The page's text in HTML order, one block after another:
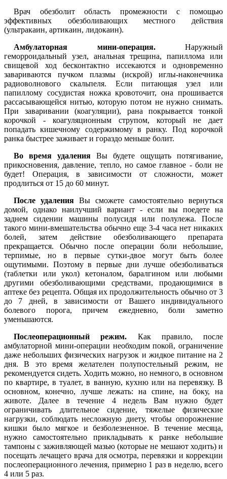
Врач обезболит область промежности с помощью
эффективных обезболивающих местного действия
(ультракаин, артикаин, лидокаин).
Амбулаторная мини-операция.Наружный
геморроидальный узел, анальная трещина, папиллома или
свищевой ход бесконтактно иссекаются и одновременно
завариваются пучком плазмы (искрой) иглы-наконечника
радиоволнового скальпеля. Если питающая узел или
папиллому сосудистая ножка кровоточит, она прошивается
рассасывающейся нитью, которую потом не нужно снимать.
При заваривании (коагуляции), рана покрывается тонкой
корочкой - коагуляционным струпом, который не дает
попадать кишечному содержимому в ранку. Под корочкой
ранка быстрее заживает и гораздо меньше болит.
Во время удаления Вы будете ощущать потягивание,
прикосновения, давление, тепло, но самое главное - боли не
будет! Операция, в зависимости от сложности, может
продлиться от 15 до 60 минут.
После удаления Вы сможете самостоятельно вернуться
домой, однако наилучший вариант - если вы поедете на
заднем сидении машины полусидя или полулежа. После
такого мини-вмешательства обычно еще 3-4 часа нет никаких
болей, затем действие обезболивающего препарата
прекращается. Обычно после операции боли небольшие,
терпимые, но в первые сутки-двое могут быть более
ощутимыми. Поэтому в первые дни лучше обезболиваться
(таблетки или укол) кетоналом, баралгином или любыми
другими обезболивающими средствами, продающимися в
аптеке без рецепта. Общая их продолжительность обычно от 3
до 7 дней, в зависимости от Вашего индивидуального
болевого порога, причем ежедневно, боли заметно
уменьшаются.
Послеоперационный режим. Как правило, после
амбулаторной мини-операции необходим покой, ограничение
даже небольших физических нагрузок и жидкое питание на 2
дня. В это время желателен полупостельный режим, не
рекомендуется сидеть. Ходить можно, но немного, в основном
по квартире, в туалет, в ванную, кухню или на перевязку. В
основном, конечно, лучше лежать: на спине, на боку, на
животе. Далее в течение 4 недель Вам нужно будет
ограничивать длительное сидение, тяжелые физические
нагрузки, соблюдать несложную диету, чтобы опорожнение
кишки было мягкое и безболезненное. В течение месяца,
нужно самостоятельно прикладывать к ранке небольшие
тампоны с заживляющей мазью (которые не мешают ходить) и
посещать лечащего врача для осмотра, перевязки и коррекции
послеоперационного лечения, примерно 1 раз в неделю, всего
4 или 5 раз.